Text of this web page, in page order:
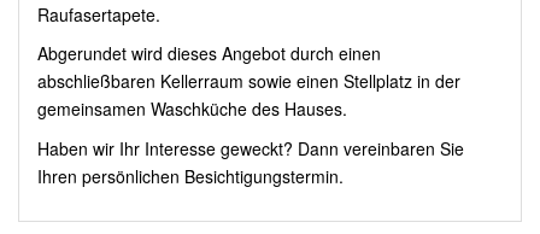
Raufasertapete.
Abgerundet wird dieses Angebot durch einen
abschließbaren Kellerraum sowie einen Stellplatz in der
gemeinsamen Waschküche des Hauses.
Haben wir Ihr Interesse geweckt? Dann vereinbaren Sie
Ihren persönlichen Besichtigungstermin.